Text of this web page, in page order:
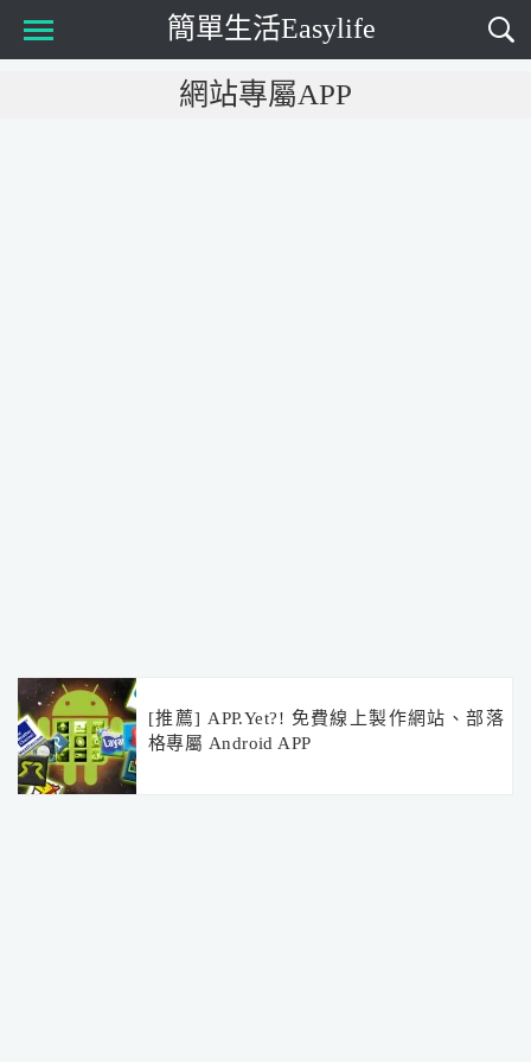
簡單生活Easylife
網站專屬APP
[推薦] APP.Yet?! 免費線上製作網站、部落
格專屬 Android APP